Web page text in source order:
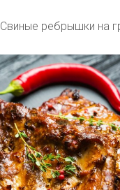
Свиные ребрышки на